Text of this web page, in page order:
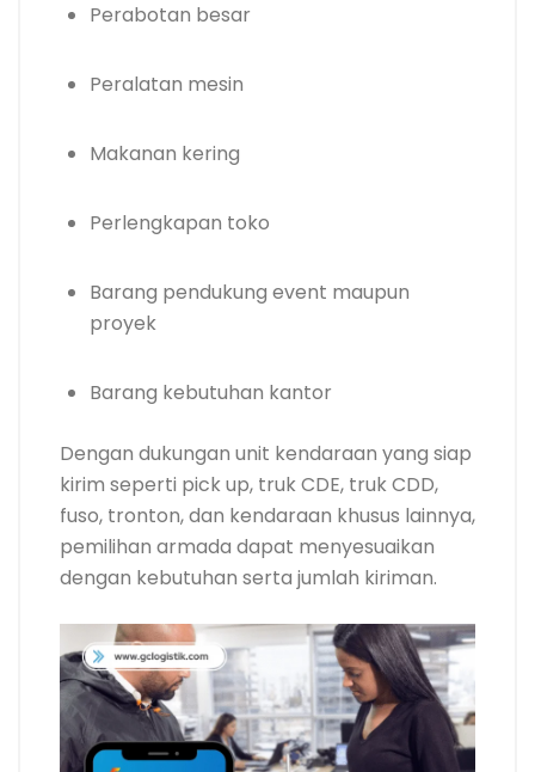
Perabotan besar
Peralatan mesin
Makanan kering
Perlengkapan toko
Barang pendukung event maupun
proyek
Barang kebutuhan kantor
Dengan dukungan unit kendaraan yang siap
kirim seperti pick up, truk CDE, truk CDD,
fuso, tronton, dan kendaraan khusus lainnya,
pemilihan armada dapat menyesuaikan
dengan kebutuhan serta jumlah kiriman.